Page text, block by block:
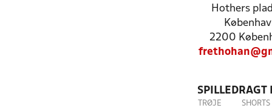
Hothers
2200
SPILLEDRAGT
TRØJE SHORTS